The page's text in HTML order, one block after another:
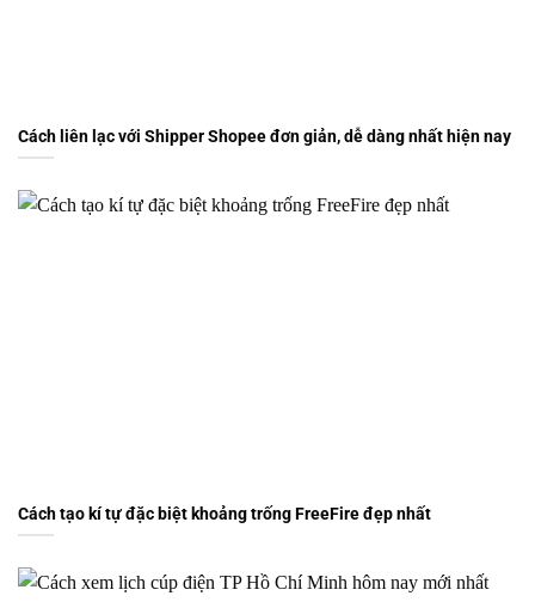
Cách liên lạc với Shipper Shopee đơn giản, dễ dàng nhất hiện nay
Cách tạo kí tự đặc biệt khoảng trống FreeFire đẹp nhất